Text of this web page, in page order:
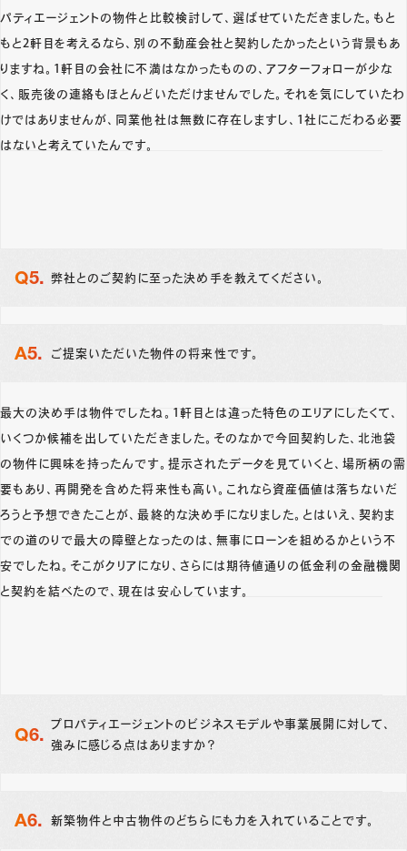
パティエージェントの物件と比較検討して、選ばせていただきました。もと
もと2軒目を考えるなら、別の不動産会社と契約したかったという背景もあ
りますね。1軒目の会社に不満はなかったものの、アフターフォローが少な
く、販売後の連絡もほとんどいただけませんでした。それを気にしていたわ
けではありませんが、同業他社は無数に存在しますし、1社にこだわる必要
はないと考えていたんです。
弊社とのご契約に至った決め手を教えてください。
ご提案いただいた物件の将来性です。
最大の決め手は物件でしたね。1軒目とは違った特色のエリアにしたくて、
いくつか候補を出していただきました。そのなかで今回契約した、北池袋
の物件に興味を持ったんです。提示されたデータを見ていくと、場所柄の需
要もあり、再開発を含めた将来性も高い。これなら資産価値は落ちないだ
ろうと予想できたことが、最終的な決め手になりました。とはいえ、契約ま
での道のりで最大の障壁となったのは、無事にローンを組めるかという不
安でしたね。そこがクリアになり、さらには期待値通りの低金利の金融機関
と契約を結べたので、現在は安心しています。
プロパティエージェントのビジネスモデルや事業展開に対して、
強みに感じる点はありますか？
新築物件と中古物件のどちらにも力を入れていることです。